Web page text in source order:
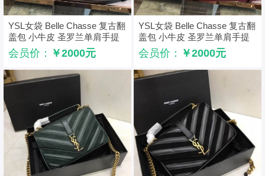
YSL女袋 Belle Chasse 复古翻
盖包 小牛皮 圣罗兰单肩手提
包 黑色
会员价： ￥2000元
YSL女袋 Belle Chasse 复古翻
盖包 小牛皮 圣罗兰单肩手提
包 酒红色
会员价： ￥2000元